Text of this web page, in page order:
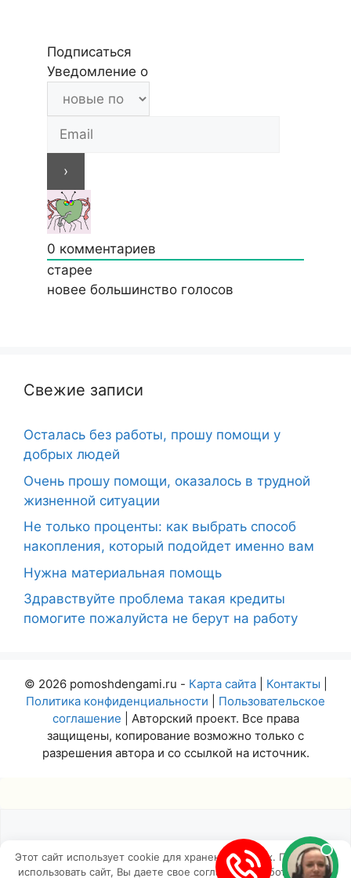
Подписаться
Уведомление о
0 комментариев
старее
новее большинство голосов
Свежие записи
Осталась без работы, прошу помощи у
добрых людей
Очень прошу помощи, оказалось в трудной
жизненной ситуации
Не только проценты: как выбрать способ
накопления, который подойдет именно вам
Нужна материальная помощь
Здравствуйте проблема такая кредиты
помогите пожалуйста не берут на работу
© 2026 pomoshdengami.ru - Карта сайта| Контакты
Политика конфиденциальности
Пользовательское
соглашение | Авторский проект. Все права
защищены, копирование возможно только с
разрешения автора и со ссылкой на источник.
Этот сайт использует cookie для хранения данных. Продолжая
использовать сайт, Вы даете свое согласие на работу с этими